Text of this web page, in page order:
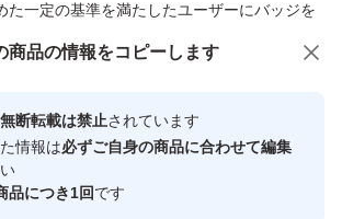
た一定の基準を満たしたユーザーにバッジを
心・安全なユーザーです
商品の情報をコピーします
無断転載は禁止されています
情報は必ずご自身の商品に合わせて編集
品につき1回です
る人にオススメ